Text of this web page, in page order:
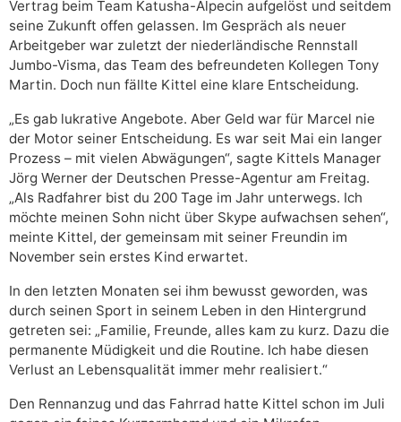
Vertrag beim Team Katusha-Alpecin aufgelöst und seitdem
seine Zukunft offen gelassen. Im Gespräch als neuer
Arbeitgeber war zuletzt der niederländische Rennstall
Jumbo-Visma, das Team des befreundeten Kollegen Tony
Martin. Doch nun fällte Kittel eine klare Entscheidung.
„Es gab lukrative Angebote. Aber Geld war für Marcel nie
der Motor seiner Entscheidung. Es war seit Mai ein langer
Prozess – mit vielen Abwägungen“, sagte Kittels Manager
Jörg Werner der Deutschen Presse-Agentur am Freitag.
„Als Radfahrer bist du 200 Tage im Jahr unterwegs. Ich
möchte meinen Sohn nicht über Skype aufwachsen sehen“,
meinte Kittel, der gemeinsam mit seiner Freundin im
November sein erstes Kind erwartet.
In den letzten Monaten sei ihm bewusst geworden, was
durch seinen Sport in seinem Leben in den Hintergrund
getreten sei: „Familie, Freunde, alles kam zu kurz. Dazu die
permanente Müdigkeit und die Routine. Ich habe diesen
Verlust an Lebensqualität immer mehr realisiert.“
Den Rennanzug und das Fahrrad hatte Kittel schon im Juli